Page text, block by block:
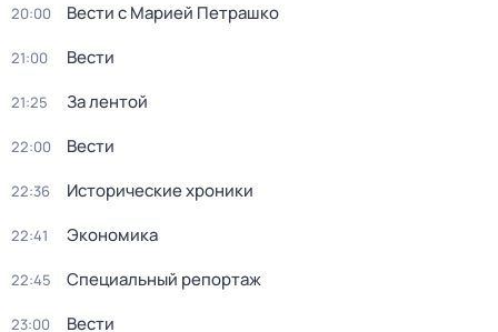
20:00 Вести с Марией Петрашко
21:00 Вести
21:25 За лентой
22:00 Вести
22:36 Исторические хроники
22:41 Экономика
22:45 Специальный репортаж
23:00 Вести